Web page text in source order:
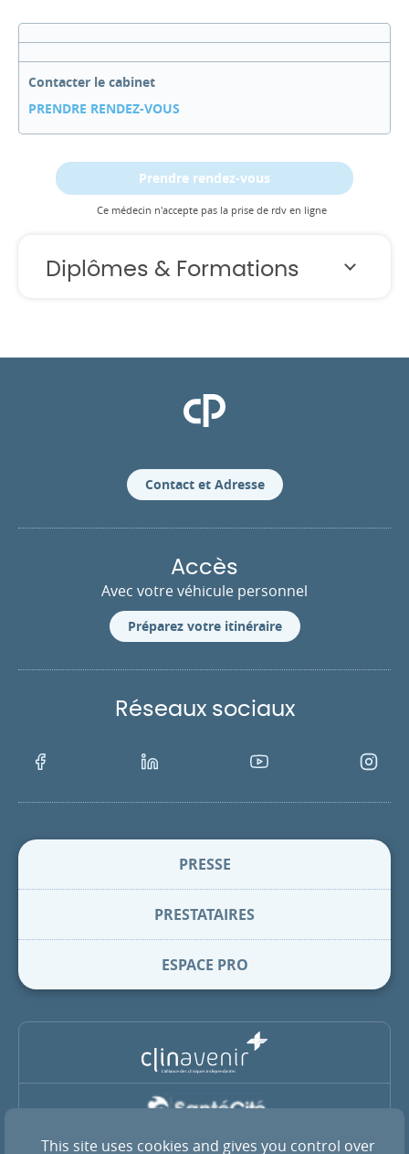
Contacter le cabinet
PRENDRE RENDEZ-VOUS
Prendre rendez-vous
Ce médecin n'accepte pas la prise de rdv en ligne
Diplômes & Formations
Clinique Pasteur
Contact et Adresse
Accès
Avec votre véhicule personnel
Préparez votre itinéraire
Réseaux sociaux
Facebook LinkedIn Youtube
PRESSE
PRESTATAIRES
ESPACE PRO
La Clinique Pasteur est membre du groupe coopératif SantéCité
This site uses cookies and gives you control over